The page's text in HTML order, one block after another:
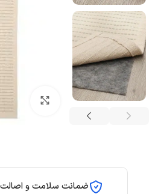
ضمانت سلامت و اصالت